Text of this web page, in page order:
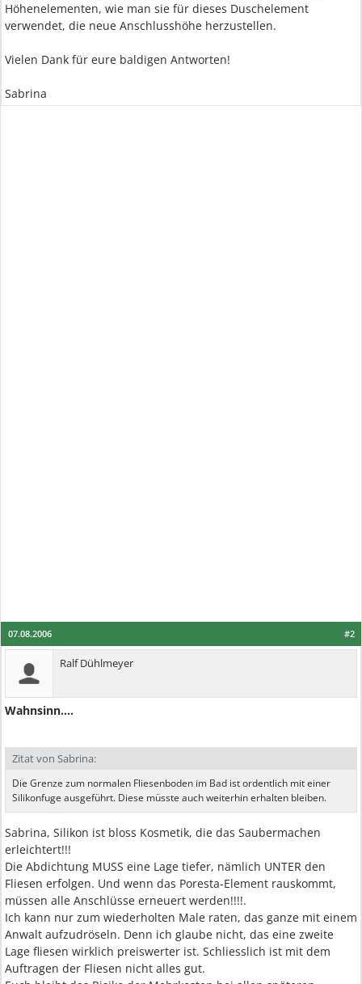
Höhenelementen, wie man sie für dieses Duschelement
verwendet, die neue Anschlusshöhe herzustellen.
Vielen Dank für eure baldigen Antworten!
Sabrina
#2
07.08.2006
Ralf Dühlmeyer
Wahnsinn....
Zitat von Sabrina:
Die Grenze zum normalen Fliesenboden im Bad ist ordentlich mit einer
Silikonfuge ausgeführt. Diese müsste auch weiterhin erhalten bleiben.
Sabrina, Silikon ist bloss Kosmetik, die das Saubermachen
erleichtert!!!
Die Abdichtung MUSS eine Lage tiefer, nämlich UNTER den
Fliesen erfolgen. Und wenn das Poresta-Element rauskommt,
müssen alle Anschlüsse erneuert werden!!!!.
Ich kann nur zum wiederholten Male raten, das ganze mit einem
Anwalt aufzudröseln. Denn ich glaube nicht, das eine zweite
Lage fliesen wirklich preiswerter ist. Schliesslich ist mit dem
Auftragen der Fliesen nicht alles gut.